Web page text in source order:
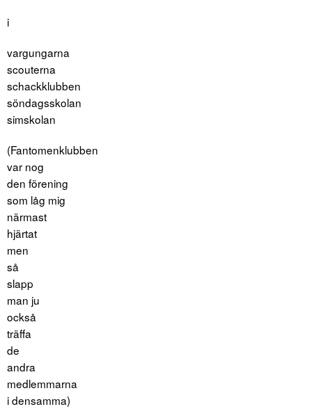
i
vargungarna
scouterna
schackklubben
söndagsskolan
simskolan
(Fantomenklubben
var nog
den förening
som låg mig
närmast
hjärtat
men
så
slapp
man ju
också
träffa
de
andra
medlemmarna
i densamma)